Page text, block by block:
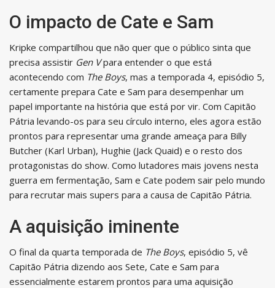
O impacto de Cate e Sam
Kripke compartilhou que não quer que o público sinta que
precisa assistir Gen Vpara entender o que está
acontecendo com The Boys, mas a temporada 4, episódio 5,
certamente prepara Cate e Sam para desempenhar um
papel importante na história que está por vir. Com Capitão
Pátria levando-os para seu círculo interno, eles agora estão
prontos para representar uma grande ameaça para Billy
Butcher (Karl Urban), Hughie (Jack Quaid) e o resto dos
protagonistas do show. Como lutadores mais jovens nesta
guerra em fermentação, Sam e Cate podem sair pelo mundo
para recrutar mais supers para a causa de Capitão Pátria.
A aquisição iminente
O final da quarta temporada de The Boys, episódio 5, vê
Capitão Pátria dizendo aos Sete, Cate e Sam para
essencialmente estarem prontos para uma aquisição